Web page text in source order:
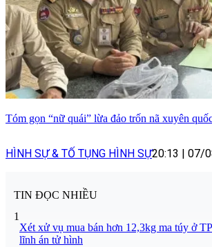
Tóm gọn “nữ quái” lừa đảo trốn nã xuyên
HÌNH SỰ & TỐ TỤNG HÌNH SỰ20:13 | 07/
TIN ĐỌC NHIỀU
1
Xét xử vụ mua bán hơn 12,3kg ma túy ở
lĩnh án tử hình